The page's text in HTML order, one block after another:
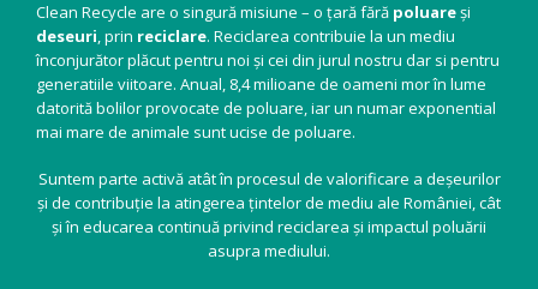
Clean Recycle are o singură misiune – o țară fără poluareși
deseuri, prin reciclare. Reciclarea contribuie la un mediu
înconjurător plăcut pentru noi și cei din jurul nostru dar si pentru
generatiile viitoare. Anual, 8,4 milioane de oameni mor în lume
datorită bolilor provocate de poluare, iar un numar exponential
mai mare de animale sunt ucise de poluare.
Suntem parte activă atât în procesul de valorificare a deșeurilor
și de contribuție la atingerea țintelor de mediu ale României, cât
și în educarea continuă privind reciclarea și impactul poluării
asupra mediului.